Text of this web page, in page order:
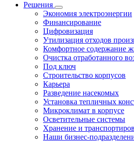
Решения
Экономия электроэнергии
Финансирование
Цифровизация
Утилизация отходов
Комфортное содержание
Очистка отработанного
Под ключ
Строительство корпусов
Карьера
Разведение насекомых
Установка тепличных
Микроклимат в корпусе
Осветительные системы
Хранение и
Наши бизнес-